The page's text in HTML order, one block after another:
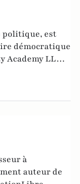
politique, est
démocratique
Academy LLC
à
auteur de